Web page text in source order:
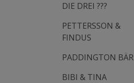
DIE DREI ???
PETTERSSON &
FINDUS
PADDINGTON BÄR
BIBI & TINA